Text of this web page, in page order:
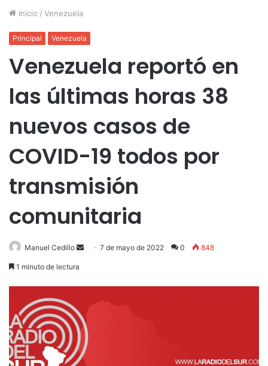
Inicio / Venezuela
Principal Venezuela
Venezuela reportó en
las últimas horas 38
nuevos casos de
COVID-19 todos por
transmisión
comunitaria
Manuel Cedillo
Send7 de mayo de 2022 0 848
1 minuto de lectura